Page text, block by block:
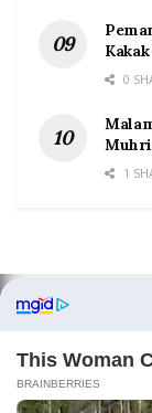
0
1